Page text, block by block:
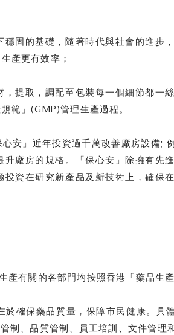
穩固的基礎，隨著時代與社會的進步
產更有效率；
，提取，調配至包裝每一個細節都一
範」(GMP)管理生產過程。
安」近年投資過千萬改善廠房設備;
廠房的規格。「保心安」除擁有先
資在研究新產品及新技術上，確保
產有關的各部門均按照香港「藥品
確保藥品質量，保障市民健康。
制、品質管制、員工培訓、文件管